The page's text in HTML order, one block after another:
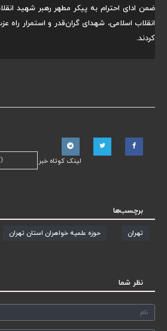
ضمن ادای احترام به پیکر مطهر رهبر شهید
انقلاب اسلامی، شهدای گران‌قدر و استمرار راه
کردند.
لینک کوتاه خبر
برچسب‌ها
تهران حوزه علمیه خواهران استان تهران
نظر شما